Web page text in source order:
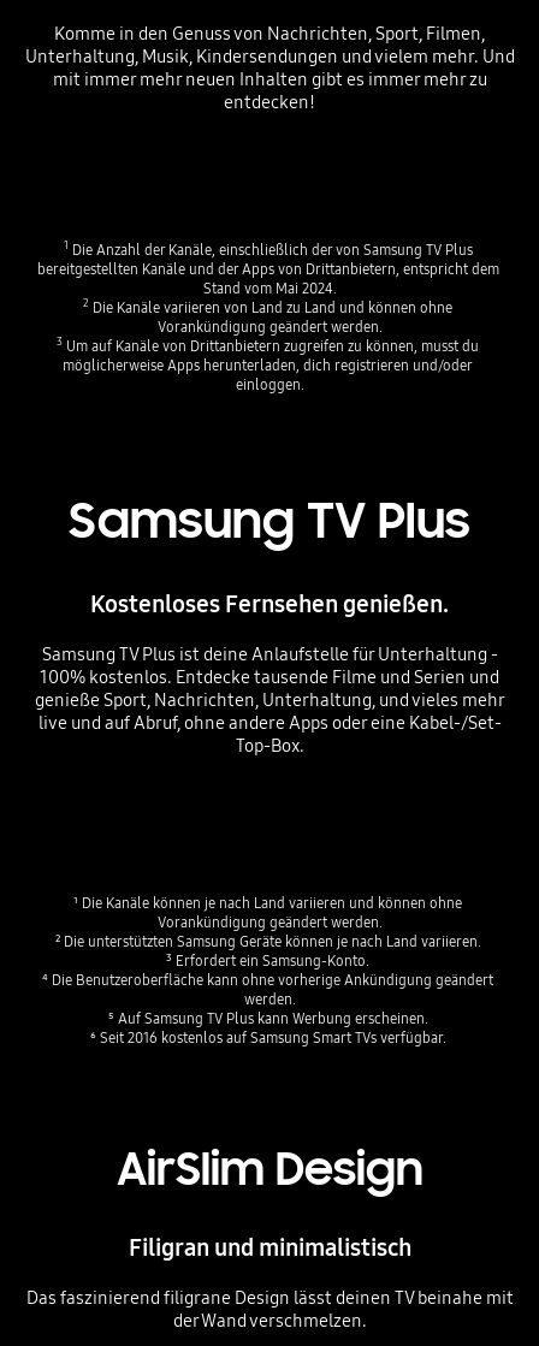
Komme in den Genuss von Nachrichten, Sport, Filmen,
Unterhaltung, Musik, Kindersendungen und vielem mehr. Und
mit immer mehr neuen Inhalten gibt es immer mehr zu
entdecken!
1 Die Anzahl der Kanäle, einschließlich der von Samsung TV Plus
bereitgestellten Kanäle und der Apps von Drittanbietern, entspricht dem
Stand vom Mai 2024.
2 Die Kanäle variieren von Land zu Land und können ohne
Vorankündigung geändert werden.
3 Um auf Kanäle von Drittanbietern zugreifen zu können, musst du
möglicherweise Apps herunterladen, dich registrieren und/oder
einloggen.
Samsung TV Plus
Kostenloses Fernsehen genießen.
Samsung TV Plus ist deine Anlaufstelle für Unterhaltung -
100% kostenlos. Entdecke tausende Filme und Serien und
genieße Sport, Nachrichten, Unterhaltung, und vieles mehr
live und auf Abruf, ohne andere Apps oder eine Kabel-/Set-
Top-Box.
¹ Die Kanäle können je nach Land variieren und können ohne
Vorankündigung geändert werden.​
² Die unterstützten Samsung Geräte können je nach Land variieren. ​
³ Erfordert ein Samsung-Konto. ​
⁴ Die Benutzeroberfläche kann ohne vorherige Ankündigung geändert
werden.​
⁵ Auf Samsung TV Plus kann Werbung erscheinen. ​
⁶ Seit 2016 kostenlos auf Samsung Smart TVs verfügbar.
AirSlim Design
Filigran und minimalistisch
Das faszinierend filigrane Design lässt deinen TV beinahe mit
der Wand verschmelzen.